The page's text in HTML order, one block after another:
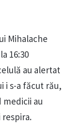
Mihalache
16:30
au alertat
i s-a făcut rău,
au